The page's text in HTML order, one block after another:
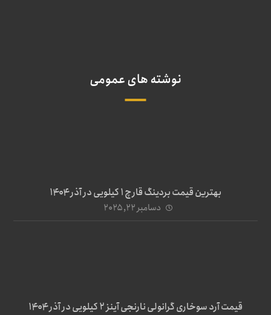
نوشته های عمومی
بهترین قیمت بردینگ قارچ 1 کیلویی در آذر ۱۴۰۴
دسامبر ۲۲, ۲۰۲۵
قیمت آرد سوخاری گرانولی نارنجی آینز ۲ کیلویی در آذر ۱۴۰۴